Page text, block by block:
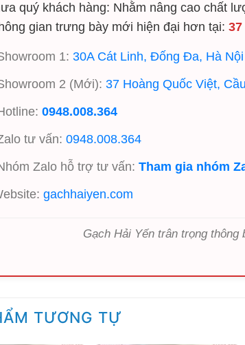
quý khách hàng: Nhằm nâng cao chất
gian trưng bày mới hiện đại hơn tại:
1: 30A Cát Linh, Đống Đa, Hà Nội
2 (Mới): 37 Hoàng Quốc Việt,
0948.008.364
tư vấn: 0948.008.364
Zalo hỗ trợ tư vấn: Tham gia nhóm
gachhaiyen.com
Gạch Hải Yến trân trọng
TƯƠNG TỰ